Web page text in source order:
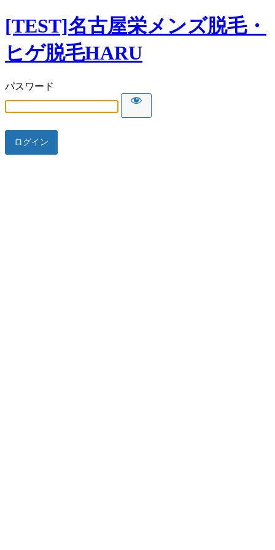
[TEST]名古屋栄メンズ脱毛・
ヒゲ脱毛HARU
パスワード